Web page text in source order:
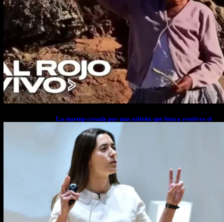
La startup creada por una salteña que busca resolver el
estrés financiero en Latinoamérica